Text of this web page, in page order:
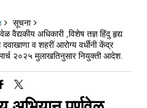
सूचना
वैद्यकीय अधिकारी ,विशेष तज्ञ हिंदु हृद्य
व शहरीं आरोग्य वर्धींनी केंद्र
२०२५ मुलाखतिनुसार नियुक्ती आदेश.